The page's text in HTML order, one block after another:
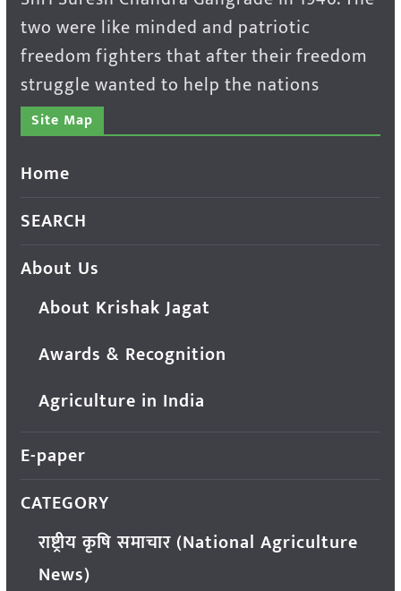
two were like minded and patriotic
freedom fighters that after their freedom
struggle wanted to help the nations
Site Map
Home
SEARCH
About Us
About Krishak Jagat
Awards & Recognition
Agriculture in India
E-paper
CATEGORY
राष्ट्रीय कृषि समाचार (National Agriculture
News)